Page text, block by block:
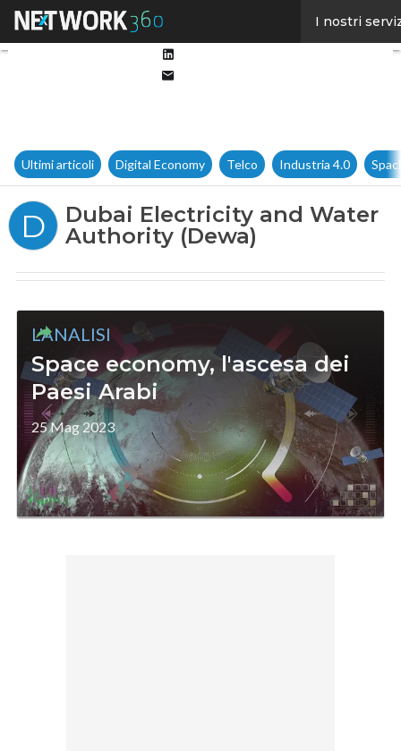
I nostri
Ultimi articoli Digital Economy Telco Industria 4.0
D
Dubai Electricity and Water
Authority (Dewa)
L'ANALISI
Space economy, l'ascesa dei
Paesi Arabi
25 Mag 2023